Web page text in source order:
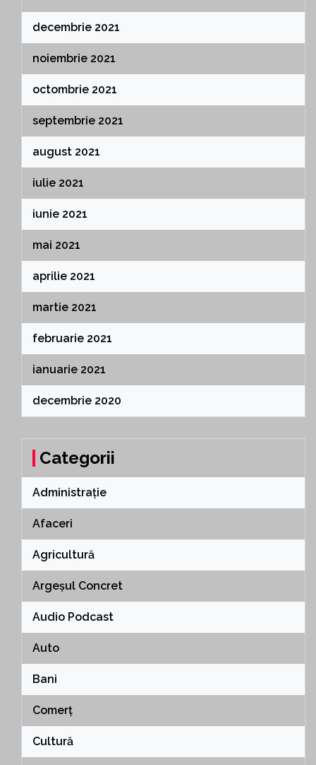
decembrie 2021
noiembrie 2021
octombrie 2021
septembrie 2021
august 2021
iulie 2021
iunie 2021
mai 2021
aprilie 2021
martie 2021
februarie 2021
ianuarie 2021
decembrie 2020
Categorii
Administrație
Afaceri
Agricultură
Argeșul Concret
Audio Podcast
Auto
Bani
Comerț
Cultură